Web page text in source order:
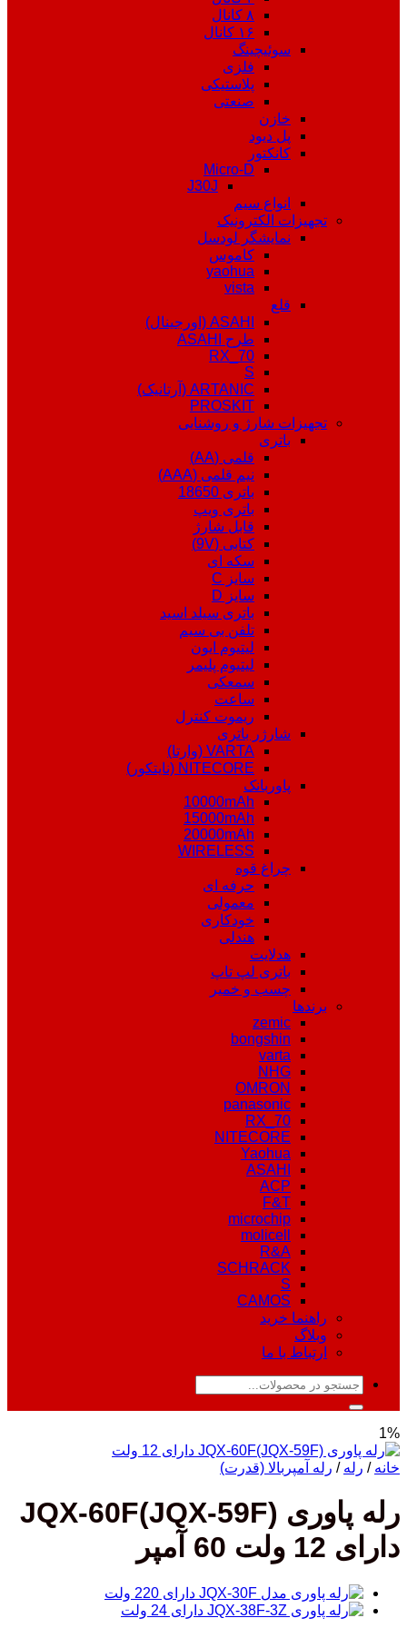
۸ کانال
۱۶ کانال
سوئیچینگ
فلزی
پلاستیکی
صنعتی
خازن
پل دیود
کانکتور
Micro-D
J30J
انواع سیم
تجهیزات الکترونیک
نمایشگر لودسل
کاموس
yaohua
vista
قلع
ASAHI (اورجینال)
طرح ASAHI
RX_70
S
ARTANIC (آرتانیک)
PROSKIT
تجهیزات شارژ و روشنایی
باتری
قلمی (AA)
نیم قلمی (AAA)
باتری 18650
باتری ویپ
قابل شارژ
کتابی (9V)
سکه ای
سایز C
سایز D
باتری سیلد اسید
تلفن بی سیم
لیتیوم ایون
لیتیوم پلیمر
سمعکی
ساعت
ریموت کنترل
شارژر باتری
VARTA (وارتا)
NITECORE (نایتکور)
پاوربانک
10000mAh
15000mAh
20000mAh
WIRELESS
چراغ قوه
حرفه ای
معمولی
خودکاری
هندلی
هدلایت
باتری لپ تاپ
چسب و خمیر
برندها
zemic
bongshin
varta
NHG
OMRON
panasonic
RX_70
NITECORE
Yaohua
ASAHI
ACP
F&T
microchip
molicell
R&A
SCHRACK
S
CAMOS
راهنما خرید
وبلاگ
ارتباط با ما
جستجو
1%
خانه / رله / رله آمپربالا (قدرت)
رله پاوری JQX-60F(JQX-59F)
دارای 12 ولت 60 آمپر